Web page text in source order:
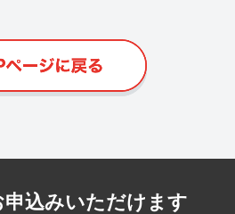
込みいただけます